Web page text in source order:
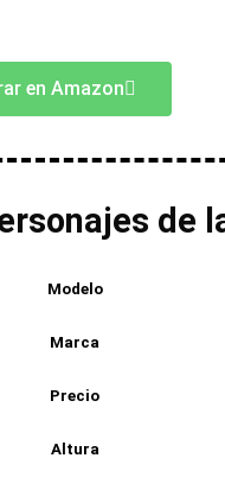
en Amazon
de
Modelo
Marca
Precio
Altura